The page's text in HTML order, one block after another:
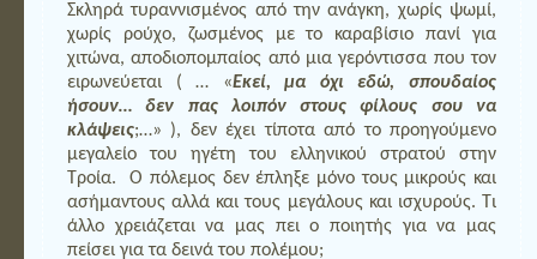
Σκληρά τυραννισμένος από την ανάγκη, χωρίς ψωμί,
χωρίς ρούχο, ζωσμένος με το καραβίσιο πανί για
χιτώνα, αποδιοπομπαίος από μια γερόντισσα που τον
ειρωνεύεται ( … «Εκεί, μα όχι εδώ, σπουδαίος
ήσουν… δεν πας λοιπόν στους φίλους σου να
κλάψεις;…» ), δεν έχει τίποτα από το προηγούμενο
μεγαλείο του ηγέτη του ελληνικού στρατού στην
Τροία. Ο πόλεμος δεν έπληξε μόνο τους μικρούς και
ασήμαντους αλλά και τους μεγάλους και ισχυρούς. Τι
άλλο χρειάζεται να μας πει ο ποιητής για να μας
πείσει για τα δεινά του πολέμου;